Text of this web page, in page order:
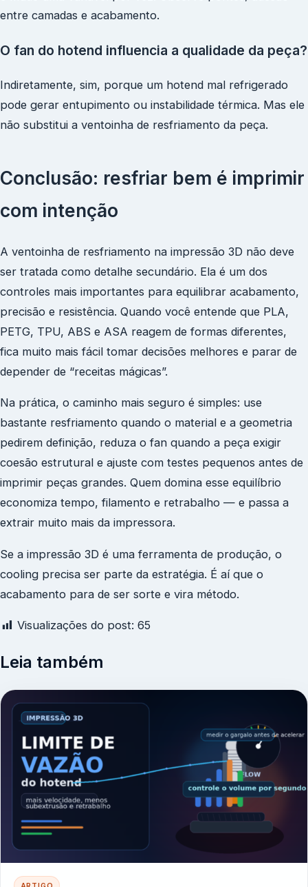
entre camadas e acabamento.
O fan do hotend influencia a qualidade da peça?
Indiretamente, sim, porque um hotend mal refrigerado
pode gerar entupimento ou instabilidade térmica. Mas ele
não substitui a ventoinha de resfriamento da peça.
Conclusão: resfriar bem é imprimir
com intenção
A ventoinha de resfriamento na impressão 3D não deve
ser tratada como detalhe secundário. Ela é um dos
controles mais importantes para equilibrar acabamento,
precisão e resistência. Quando você entende que PLA,
PETG, TPU, ABS e ASA reagem de formas diferentes,
fica muito mais fácil tomar decisões melhores e parar de
depender de “receitas mágicas”.
Na prática, o caminho mais seguro é simples: use
bastante resfriamento quando o material e a geometria
pedirem definição, reduza o fan quando a peça exigir
coesão estrutural e ajuste com testes pequenos antes de
imprimir peças grandes. Quem domina esse equilíbrio
economiza tempo, filamento e retrabalho — e passa a
extrair muito mais da impressora.
Se a impressão 3D é uma ferramenta de produção, o
cooling precisa ser parte da estratégia. É aí que o
acabamento para de ser sorte e vira método.
Visualizações do post: 65
Leia também